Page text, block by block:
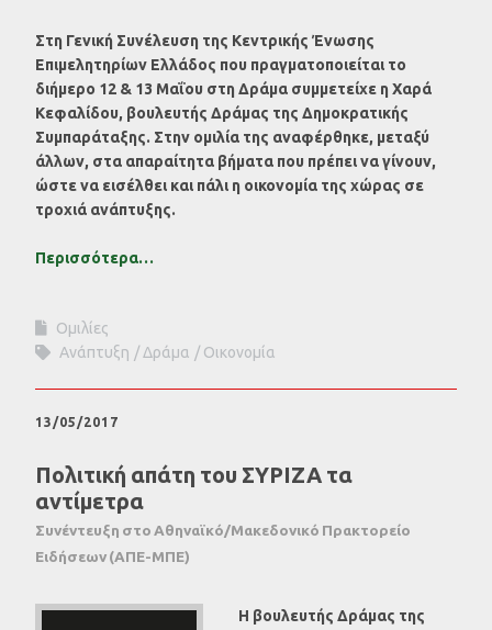
Στη Γενική Συνέλευση της Κεντρικής Ένωσης
Επιμελητηρίων Ελλάδος που πραγματοποιείται το
διήμερο 12 & 13 Μαΐου στη Δράμα συμμετείχε η Χαρά
Κεφαλίδου, βουλευτής Δράμας της Δημοκρατικής
Συμπαράταξης. Στην ομιλία της αναφέρθηκε, μεταξύ
άλλων, στα απαραίτητα βήματα που πρέπει να γίνουν,
ώστε να εισέλθει και πάλι η οικονομία της χώρας σε
τροχιά ανάπτυξης.
Περισσότερα…
Ομιλίες
Ανάπτυξη
Δράμα Οικονομία
13/05/2017
Πολιτική απάτη του ΣΥΡΙΖΑ τα
αντίμετρα
Συνέντευξη στο Αθηναϊκό/Μακεδονικό Πρακτορείο
Ειδήσεων (ΑΠΕ-ΜΠΕ)
Η βουλευτής Δράμας της